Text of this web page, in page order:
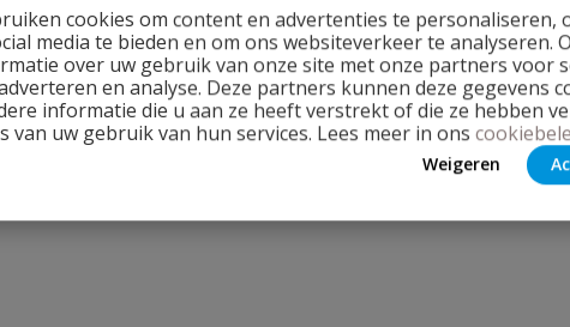
cookies om content en advertenties te personaliseren,
media te bieden en om ons websiteverkeer te analyseren.
over uw gebruik van onze site met onze partners voor
en analyse. Deze partners kunnen deze gegevens
informatie die u aan ze heeft verstrekt of die ze hebben
van uw gebruik van hun services. Lees meer in ons
Weigeren